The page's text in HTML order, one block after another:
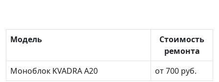
Модель
Стоимость
ремонта
Моноблок KVADRA A20
от 700 руб.